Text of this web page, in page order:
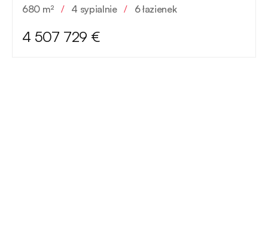
680 m² / 4 sypialnie / 6 łazienek
4 507 729 €